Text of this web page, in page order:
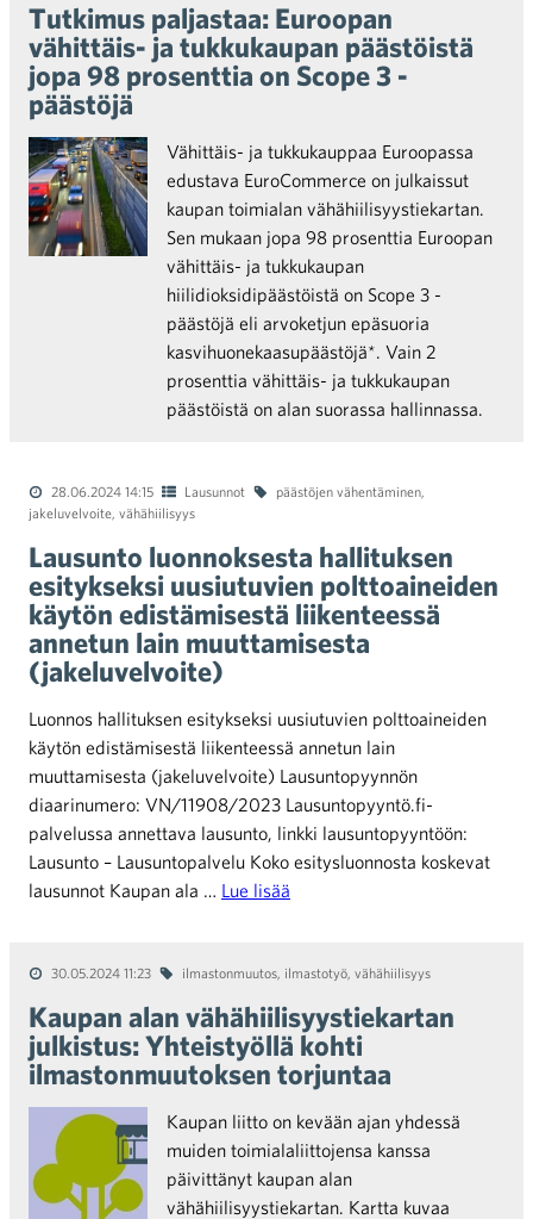
Tutkimus paljastaa: Euroopan
vähittäis- ja tukkukaupan päästöistä
jopa 98 prosenttia on Scope 3 -
päästöjä
Vähittäis- ja tukkukauppaa Euroopassa
edustava EuroCommerce on julkaissut
kaupan toimialan vähähiilisyystiekartan.
Sen mukaan jopa 98 prosenttia Euroopan
vähittäis- ja tukkukaupan
hiilidioksidipäästöistä on Scope 3 -
päästöjä eli arvoketjun epäsuoria
kasvihuonekaasupäästöjä*. Vain 2
prosenttia vähittäis- ja tukkukaupan
päästöistä on alan suorassa hallinnassa.
28.06.2024 14:15 Lausunnot päästöjen vähentäminen,
jakeluvelvoite, vähähiilisyys
Lausunto luonnoksesta hallituksen
esitykseksi uusiutuvien polttoaineiden
käytön edistämisestä liikenteessä
annetun lain muuttamisesta
(jakeluvelvoite)
Luonnos hallituksen esitykseksi uusiutuvien polttoaineiden
käytön edistämisestä liikenteessä annetun lain
muuttamisesta (jakeluvelvoite) Lausuntopyynnön
diaarinumero: VN/11908/2023 Lausuntopyyntö.fi-
palvelussa annettava lausunto, linkki lausuntopyyntöön:
Lausunto – Lausuntopalvelu Koko esitysluonnosta koskevat
lausunnot Kaupan ala … Lue lisää
30.05.2024 11:23 ilmastonmuutos, ilmastotyö, vähähiilisyys
Kaupan alan vähähiilisyystiekartan
julkistus: Yhteistyöllä kohti
ilmastonmuutoksen torjuntaa
Kaupan liitto on kevään ajan yhdessä
muiden toimialaliittojensa kanssa
päivittänyt kaupan alan
vähähiilisyystiekartan. Kartta kuvaa